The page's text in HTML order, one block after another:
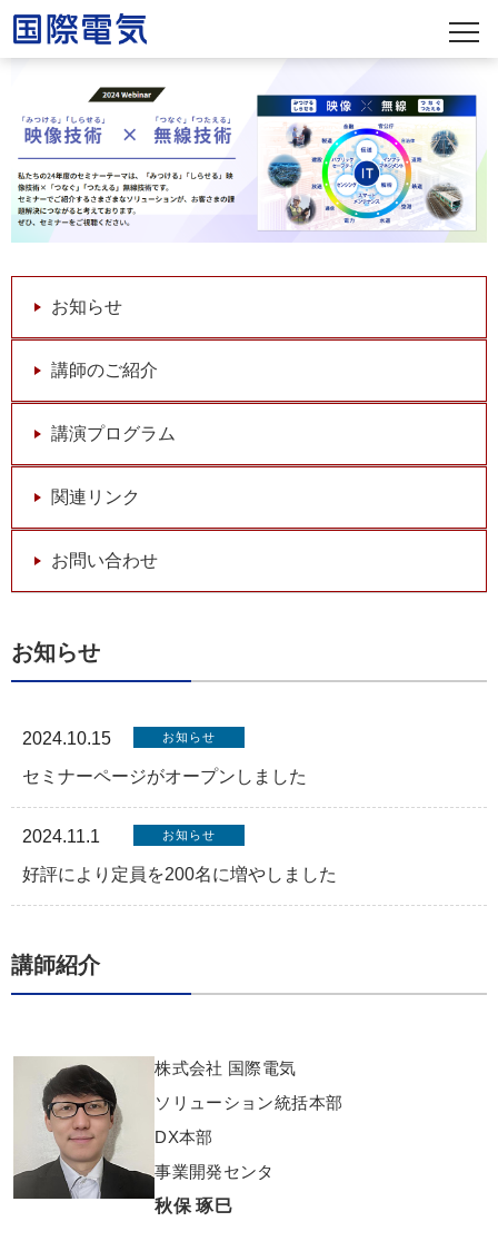
お知らせ
講師のご紹介
講演プログラム
関連リンク
お問い合わせ
お知らせ
2024.10.15 お知らせ
セミナーページがオープンしました
2024.11.1 お知らせ
好評により定員を200名に増やしました
講師紹介
株式会社 国際電気
ソリューション統括本部
DX本部
事業開発センタ
秋保 琢巳